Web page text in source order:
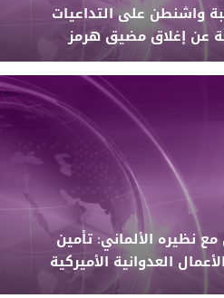
واشنطن على التداعيات
عن إغلاق مضيق هرمز
نظيره الألماني: تأمين
العدوانية الأميركية